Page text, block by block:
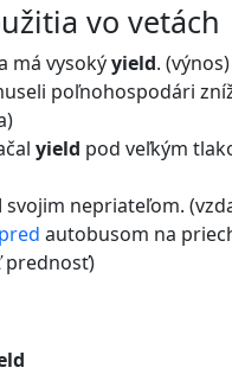
vo vetách
má vysokýyield. (výnos)
poľnohospodári
yield pod veľkým
svojim nepriateľom.
pred autobusom na
prednosť)